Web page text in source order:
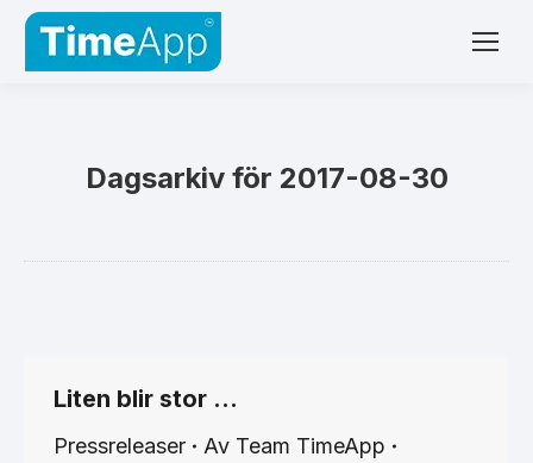
Dagsarkiv för 2017-08-30
Liten blir stor …
Pressreleaser Av Team TimeApp